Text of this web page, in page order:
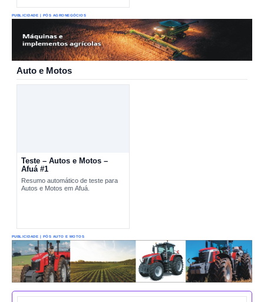
PUBLICIDADE | PÓS AGRONEGÓCIOS
Auto e Motos
Teste – Autos e Motos –
Afuá #1
Resumo automático de teste para
Autos e Motos em Afuá.
PUBLICIDADE | PÓS AUTO E MOTOS